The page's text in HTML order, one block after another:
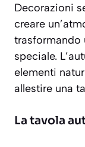
Decorazioni
creare
trasformando
speciale.
elementi
allestire una
La tavola